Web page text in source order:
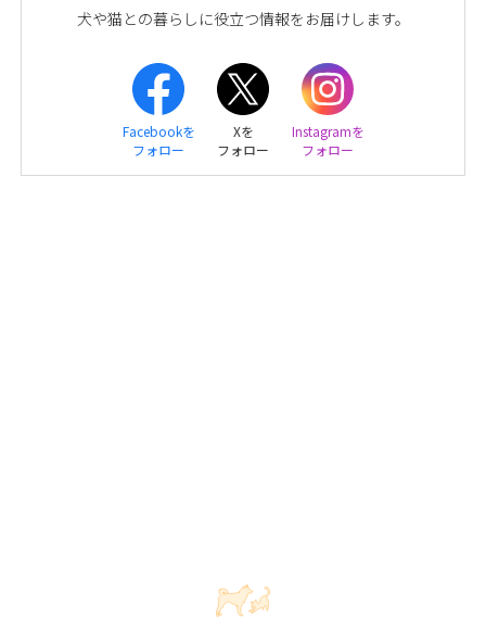
犬や猫との暮らしに役立つ情報をお届けします。
Facebookを
フォロー
Xを
フォロー
Instagramを
フォロー